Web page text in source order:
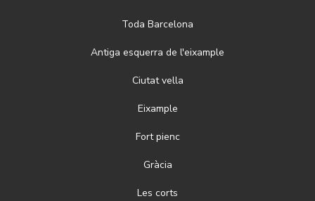
Toda Barcelona
Antiga esquerra de l'eixample
Ciutat vella
Eixample
Fort pienc
Gràcia
Les corts